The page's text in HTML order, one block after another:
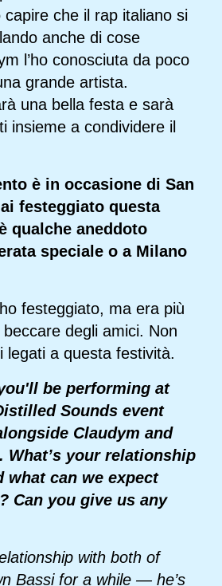
che il rap italiano si
anche di cose
l’ho conosciuta da poco
grande artista.
una bella festa e sarà
insieme a condividere il
è in occasione di San
festeggiato questa
qualche aneddoto
speciale o a Milano
festeggiato, ma era più
degli amici. Non
legati a questa festività.
be performing at
Sounds event
Claudym and
What’s your relationship
what can we expect
Can you give us any
with both of
Bassi for a while — he’s